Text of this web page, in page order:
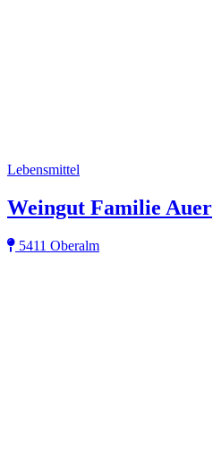
Lebensmittel
Weingut Familie Auer
5411 Oberalm